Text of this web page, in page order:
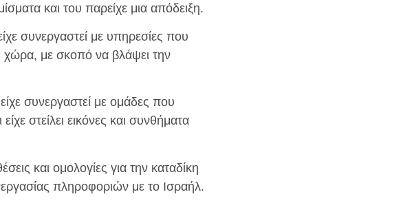
και του παρείχε μια απόδειξη.
συνεργαστεί με υπηρεσίες που
χώρα, με σκοπό να βλάψει την
συνεργαστεί με ομάδες που
στείλει εικόνες και συνθήματα
και ομολογίες για την καταδίκη
πληροφοριών με το Ισραήλ.